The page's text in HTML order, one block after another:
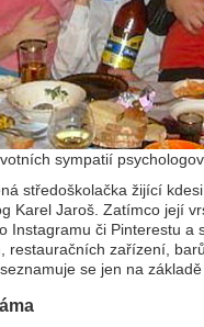
sympatií
středoškolačka žijící
Karel Jaroš. Zatímco její
Instagramu či Pinterestu a
restauračních zařízení,
se jen na